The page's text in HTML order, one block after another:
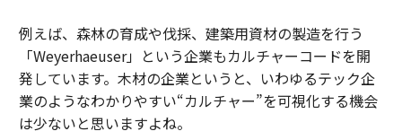
例えば、森林の育成や伐採、建築用資材の製造を行う
「Weyerhaeuser」という企業もカルチャーコードを開
発しています。木材の企業というと、いわゆるテック企
業のようなわかりやすい“カルチャー”を可視化する機会
は少ないと思いますよね。